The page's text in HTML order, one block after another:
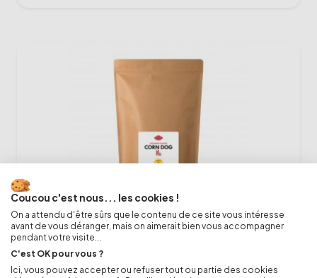
Mélange Corn Dog 5 Kg - 5000g (préparation
clé en main)
Coucou c'est nous... les cookies !
On a attendu d'être sûrs que le contenu de ce site vous intéresse
avant de vous déranger, mais on aimerait bien vous accompagner
pendant votre visite...
C'est OK pour vous ?
Ici, vous pouvez accepter ou refuser tout ou partie des cookies